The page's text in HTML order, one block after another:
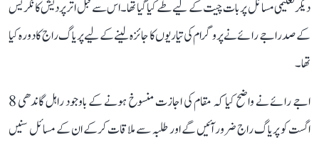
دیگر تعلیمی مسائل پر بات چیت کے لیے طے کیا گیا تھا۔ اس سے قبل اتر پردیش کانگریس
کے صدر اجے رائے نے پروگرام کی تیاریوں کا جائزہ لینے کے لیے پریاگ راج کا دورہ کیا
تھا۔
اجے رائے نے واضح کیا کہ مقام کی اجازت منسوخ ہونے کے باوجود راہل گاندھی 8
اگست کو پریاگ راج ضرور آئیں گے اور طلبہ سے ملاقات کرکے ان کے مسائل سنیں